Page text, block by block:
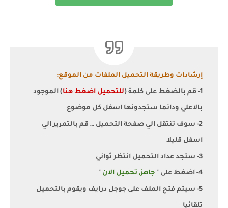
إرشادات وطريقة التحميل الملفات من الموقع:
1- قم بالضغط على كلمة ( للتحميل اضغط هنا) الموجود
بالاعلي ودائما ستجدونها اسفل كل موضوع
2- سوف تنتقل الي صفحة التحميل … قم بالتمرير الي
اسفل قليلا
3- ستجد عداد التحميل انتظر ثواني
4- اضغط على " جاهز, تحميل الان "
5- سيتم فتح الملف على جوجل درايف ويقوم بالتحميل
تلقائيا